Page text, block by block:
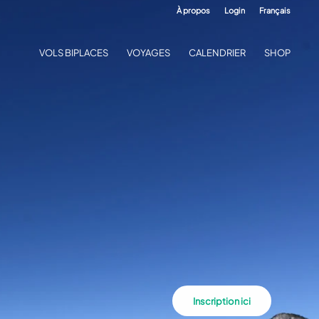
Inscription ici
À propos Login Français
VOLS BIPLACES VOYAGES CALENDRIER SHOP